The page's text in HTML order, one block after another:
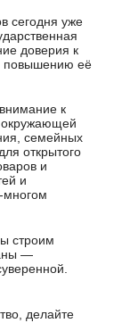
сегодня уже
доверия к
повышению её
к
окружающей
семейных
открытого
и
и
многом
строим
—
делайте